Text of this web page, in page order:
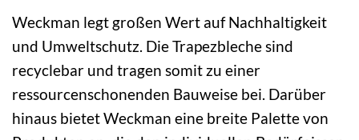
Weckman legt großen Wert auf Nachhaltigkeit
und Umweltschutz. Die Trapezbleche sind
recyclebar und tragen somit zu einer
ressourcenschonenden Bauweise bei. Darüber
hinaus bietet Weckman eine breite Palette von